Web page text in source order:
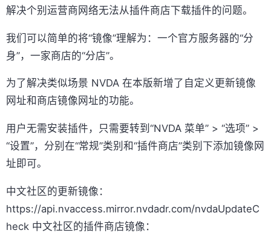
解决个别运营商网络无法从插件商店下载插件的问题。
我们可以简单的将“镜像”理解为：一个官方服务器的“分
身”，一家商店的“分店”。
为了解决类似场景 NVDA 在本版新增了自定义更新镜像
网址和商店镜像网址的功能。
用户无需安装插件，只需要转到“NVDA 菜单” > “选项” >
“设置”，分别在“常规”类别和“插件商店”类别下添加镜像网
址即可。
中文社区的更新镜像：
https://api.nvaccess.mirror.nvdadr.com/nvdaUpdateC
heck 中文社区的插件商店镜像：